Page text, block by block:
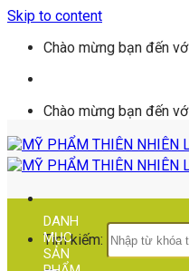
Skip to content
Chào mừng bạn đến
Chào mừng bạn đến
Tìm kiếm:
DANH
MỤC
SẢN